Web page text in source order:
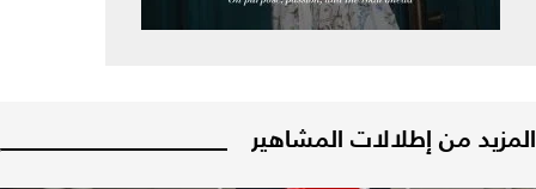
المزيد من إطلالات المشاهير